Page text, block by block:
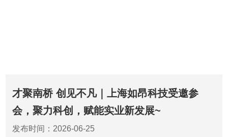
才聚南桥 创见不凡｜上海如昂科技受邀参
会，聚力科创，赋能实业新发展~
发布时间：2026-06-25